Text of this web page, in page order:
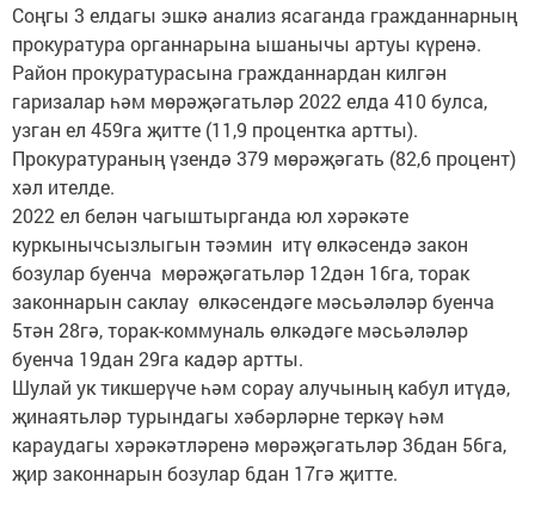
Соңгы 3 елдагы эшкә анализ ясаганда гражданнарның
прокуратура органнарына ышанычы артуы күренә.
Район прокуратурасына гражданнардан килгән
гаризалар һәм мөрәҗәгатьләр 2022 елда 410 булса,
узган ел 459га җитте (11,9 процентка артты).
Прокуратураның үзендә 379 мөрәҗәгать (82,6 процент)
хәл ителде.
2022 ел белән чагыштырганда юл хәрәкәте
куркынычсызлыгын тәэмин итү өлкәсендә закон
бозулар буенча мөрәҗәгатьләр 12дән 16га, торак
законнарын саклау өлкәсендәге мәсьәләләр буенча
5тән 28гә, торак-коммуналь өлкәдәге мәсьәләләр
буенча 19дан 29га кадәр артты.
Шулай ук тикшерүче һәм сорау алучының кабул итүдә,
җинаятьләр турындагы хәбәрләрне теркәү һәм
караудагы хәрәкәтләренә мөрәҗәгатьләр 36дан 56га,
җир законнарын бозулар 6дан 17гә җитте.